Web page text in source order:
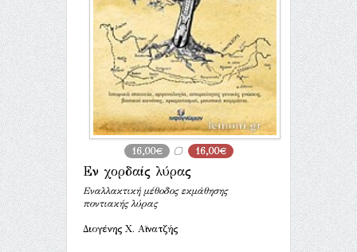
16,00€ 16,00€
Εν χορδαίς λύρας
Εναλλακτική μέθοδος εκμάθησης
ποντιακής λύρας
Διογένης Χ. Αϊνατζής